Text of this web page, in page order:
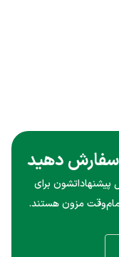
سفارش دهید
پیشنهاداتشون برای
تمام‌وقت مزون هستند.